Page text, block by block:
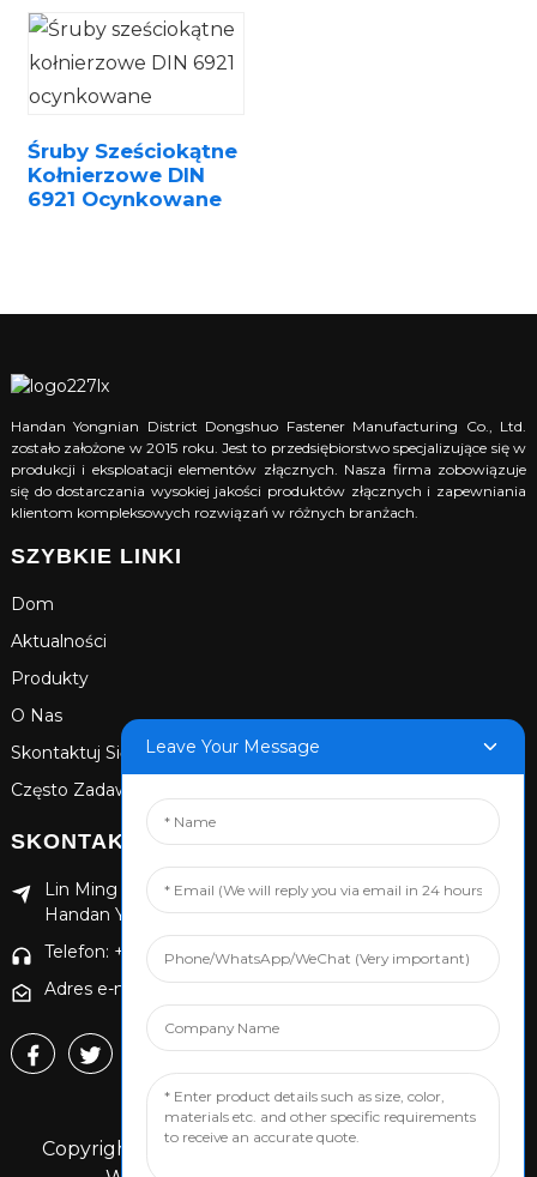
Śruby Sześciokątne
Kołnierzowe DIN
6921 Ocynkowane
Handan Yongnian District Dongshuo Fastener Manufacturing Co., Ltd.
zostało założone w 2015 roku. Jest to przedsiębiorstwo specjalizujące się w
produkcji i eksploatacji elementów złącznych. Nasza firma zobowiązuje
się do dostarczania wysokiej jakości produktów złącznych i zapewniania
klientom kompleksowych rozwiązań w różnych branżach.
SZYBKIE LINKI
Dom
Aktualności
Produkty
O Nas
Skontaktuj Się Z Nami
Często Zadawane Pytania
SKONTAKTUJ SIĘ Z NAMI
Lin Ming Guan Zhen Dong Ming Yang Cun Nan, dystrykt
Handan Yongnian, prowincja Hebei
Telefon: +86 13653201890
Adres e-mail: 874869587@qq.com
Copyright © 2024 Handan Yongnian Dongshuo
Leave Your Message